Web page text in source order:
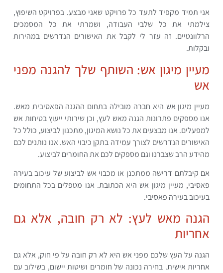
אני תמיד מקפיד לתעד כל פרויקט שאני מבצע. בפרויקט השיפוץ,
צילמתי את כל שלבי העבודה, ושמרתי את כל המסמכים
הרלוונטיים. זה עזר לי לקבל את האישורים הנדרשים במהירות
ובקלות.
מעיין מיגון אש: השותף שלך להגנה מפני
אש
מעיין מיגון אש היא חברה מובילה בתחום ההגנה הפאסיבית מאש.
אנו מספקים פתרונות הגנה מאש לעץ, וכן שירותי ייעוץ בטיחות אש
למפעלים. אנו מבצעים את כל נושא המיגון, מתכנון לביצוע, כולל כל
האישורים הנדרשים לצורך עמידה בתקן כיבוי האש. אנו נותנים לכם
מהידע הרב שצברנו וגם מספקים לכם את החומרים לביצוע.
אם קיבלתם דרישה ממתכנן או מכבוי אש לביצוע של עיכוב בעירה
פאסיבי, מעיין מיגון אש היא הכתובת. אנו מטפלים בכל התחומים
בעיכוב בעירה פאסיבי.
הגנה מאש לעץ: לא רק חובה, אלא גם
אחריות
הגנה על העץ שלכם מפני אש היא לא רק חובה על פי חוק, אלא גם
אחריות אישית. בחירה נכונה של חומרים ושיטות יישום, בשילוב עם